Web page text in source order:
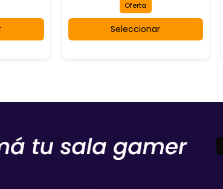
Oferta
Seleccionar